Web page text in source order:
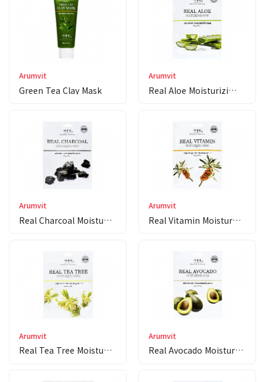
Arumvit
Green Tea Clay Mask
Arumvit
Real Aloe Moisturizi…
Arumvit
Real Charcoal Moistu…
Arumvit
Real Vitamin Moistur…
Arumvit
Real Tea Tree Moistu…
Arumvit
Real Avocado Moistur…